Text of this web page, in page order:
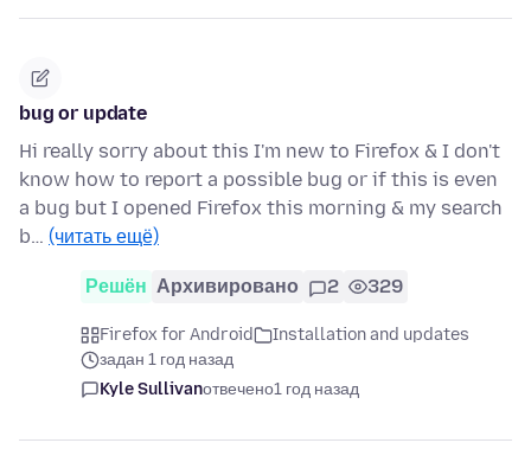
bug or update
Hi really sorry about this I'm new to Firefox & I don't
know how to report a possible bug or if this is even
a bug but I opened Firefox this morning & my search
b… (читать ещё)
Решён Архивировано 2 329
Firefox for Android
Installation and updates
задан 1 год назад
Kyle Sullivanотвечено1 год назад